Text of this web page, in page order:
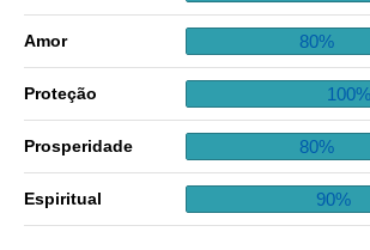
Amor 80%
Proteção 100%
Prosperidade 80%
Espiritual 90%